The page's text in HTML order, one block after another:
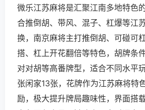
微乐江苏麻将是汇聚江南多地特色
合推倒胡、带风、混子、杠爆等江
换，南京麻将主打推倒胡、可碰可
搭、杠上开花翻倍等特色，胡牌条
对对胡等高番牌型，适合不同水平
张闲家13张，花牌作为江苏麻将特
励，极大提升牌局趣味性，界面搭